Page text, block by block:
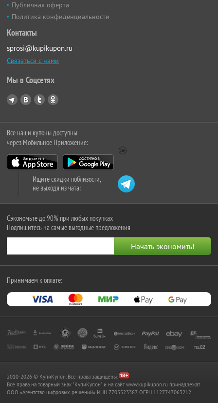
Публичная оферта
Политика конфиденциальности
Контакты
sprosi@kupikupon.ru
Связаться с нами
Мы в Соцсетях
Все наши купоны доступны
через Мобильное Приложение:
Ищите скидки поблизости,
не выходя из чата:
Сэкономьте до 90% при любых покупках
Подпишитесь на самые выгодные предложения
Принимаем к оплате:
2010-2026 © КупиКупон. Все права защищены.
Все права на товарный знак "КупиКупон" и на сайт www.kupikupon.ru принадлежат
OOO «Агентство цифровых решений» ИНН 7705523387, ОГРН 1127747063212